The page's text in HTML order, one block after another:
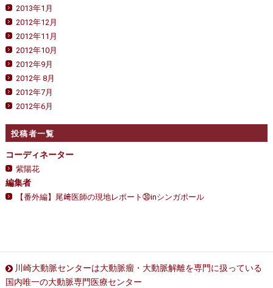
2013年1月
2012年12月
2012年11月
2012年10月
2012年9月
2012年 8月
2012年7月
2012年6月
投稿者一覧
コーディネーター
紫陽花
編集者
【番外編】尾﨑医師の現地レポート㉚inシンガポール
川崎大動脈センターは大動脈瘤・大動脈解離を専門に扱っている
国内唯一の大動脈専門医療センター